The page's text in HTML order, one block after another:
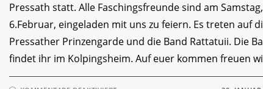
Pressath statt. Alle Faschingsfreunde sind am Samstag,
6.Februar, eingeladen mit uns zu feiern. Es treten auf
Pressather Prinzengarde und die Band Rattatuii. Die
findet ihr im Kolpingsheim. Auf euer kommen freuen